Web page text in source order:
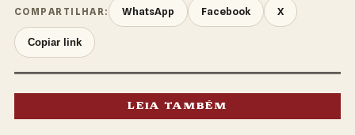
COMPARTILHAR: WhatsApp Facebook X
Copiar link
LEIA TAMBÉM